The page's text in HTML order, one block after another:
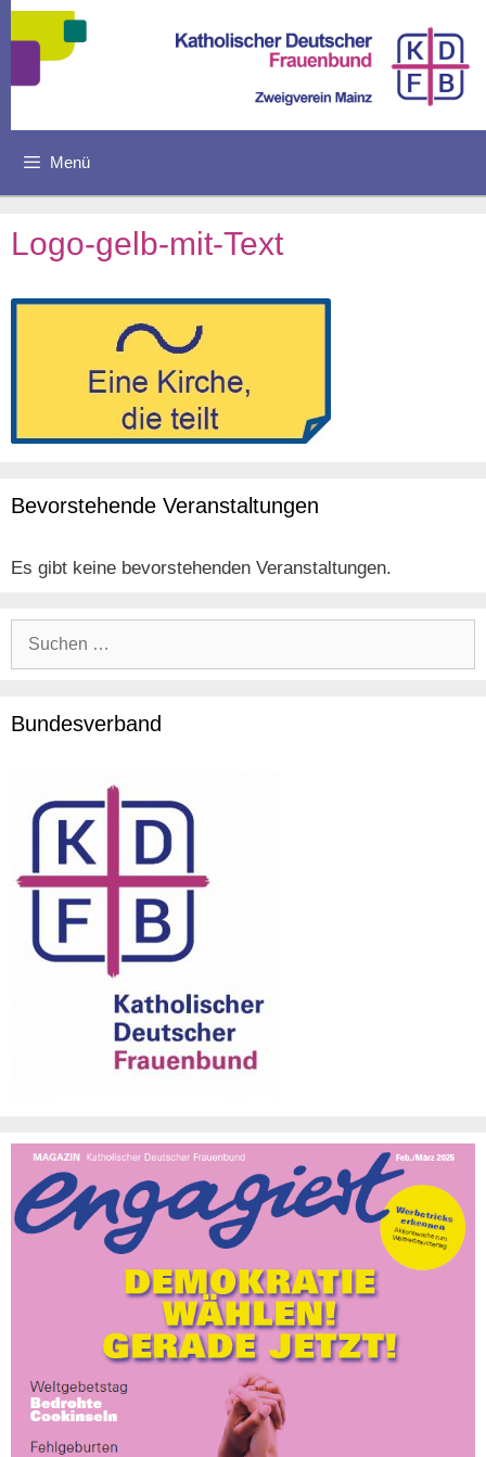
Zum
Inhalt
springen
Menü
Logo-gelb-mit-Text
Bevorstehende Veranstaltungen
Es gibt keine bevorstehenden Veranstaltungen.
Bundesverband